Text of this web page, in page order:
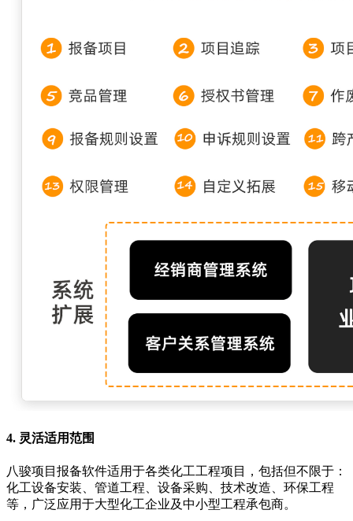
4. 灵活适用范围
八骏项目报备软件适用于各类化工工程项目，包括但不限于：
化工设备安装、管道工程、设备采购、技术改造、环保工程
等，广泛应用于大型化工企业及中小型工程承包商。